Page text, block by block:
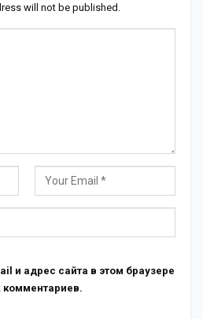
will not be published.
и адрес сайта в этом браузере